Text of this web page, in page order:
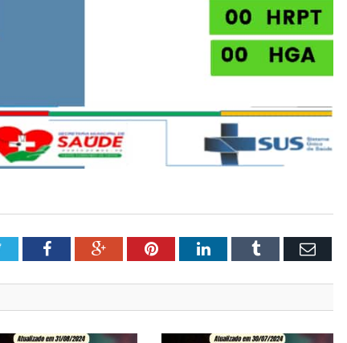
TwitterFacebookGoogle+PinterestLinkedInTumblr Email